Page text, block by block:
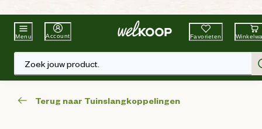
Beste WinkelketenTuin & Dier
Menu Account Favorieten
Zoek jouw product.
Terug naar Tuinslangkoppelingen